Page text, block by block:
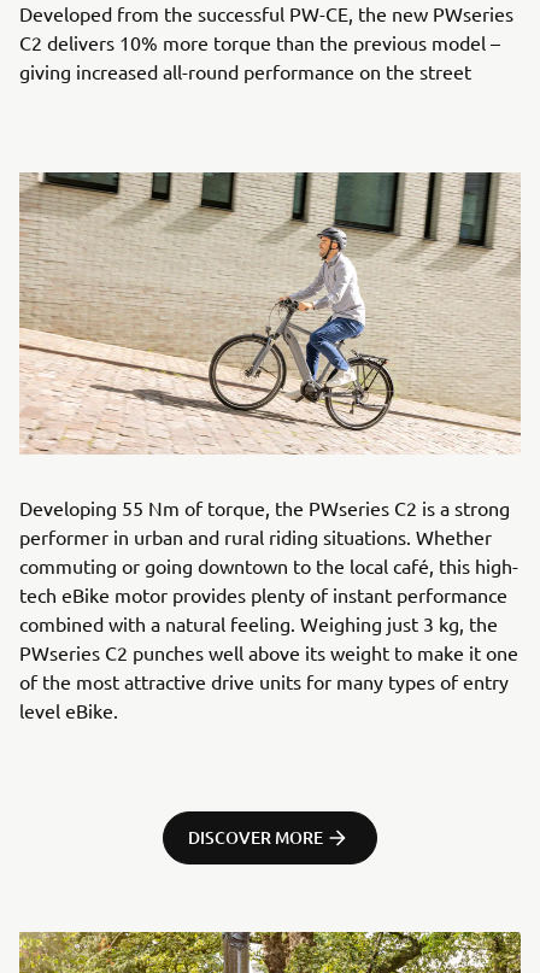
Developed from the successful PW-CE, the new PWseries
C2 delivers 10% more torque than the previous model –
giving increased all-round performance on the street
Developing 55 Nm of torque, the PWseries C2 is a strong
performer in urban and rural riding situations. Whether
commuting or going downtown to the local café, this high-
tech eBike motor provides plenty of instant performance
combined with a natural feeling. Weighing just 3 kg, the
PWseries C2 punches well above its weight to make it one
of the most attractive drive units for many types of entry
level eBike.
DISCOVER MORE